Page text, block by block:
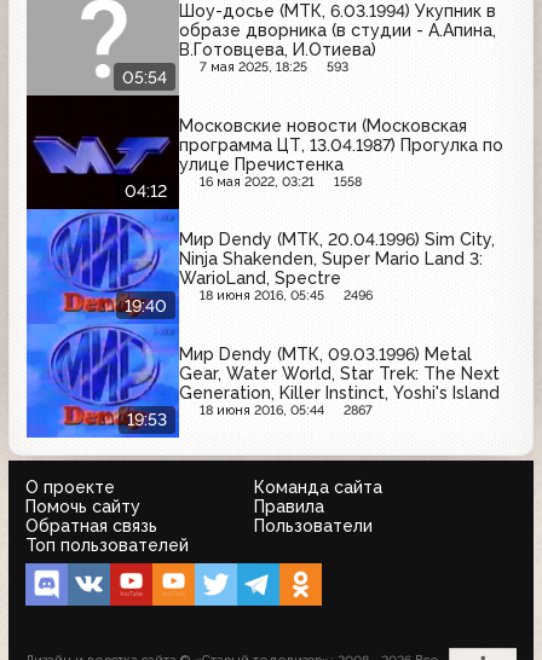
05:54
Шоу-досье (МТК, 6.03.1994) Укупник в
образе дворника (в студии - А.Апина,
В.Готовцева, И.Отиева)
7 мая 2025, 18:25 593
04:12
Московские новости (Московская
программа ЦТ, 13.04.1987) Прогулка по
улице Пречистенка
16 мая 2022, 03:21 1558
19:40
Мир Dendy (МТК, 20.04.1996) Sim City,
Ninja Shakenden, Super Mario Land 3:
WarioLand, Spectre
18 июня 2016, 05:45 2496
19:53
Мир Dendy (МТК, 09.03.1996) Metal
Gear, Water World, Star Trek: The Next
Generation, Killer Instinct, Yoshi's Island
18 июня 2016, 05:44 2867
О проекте
Команда сайта
Помочь сайту
Правила
Обратная связь
Пользователи
Топ пользователей